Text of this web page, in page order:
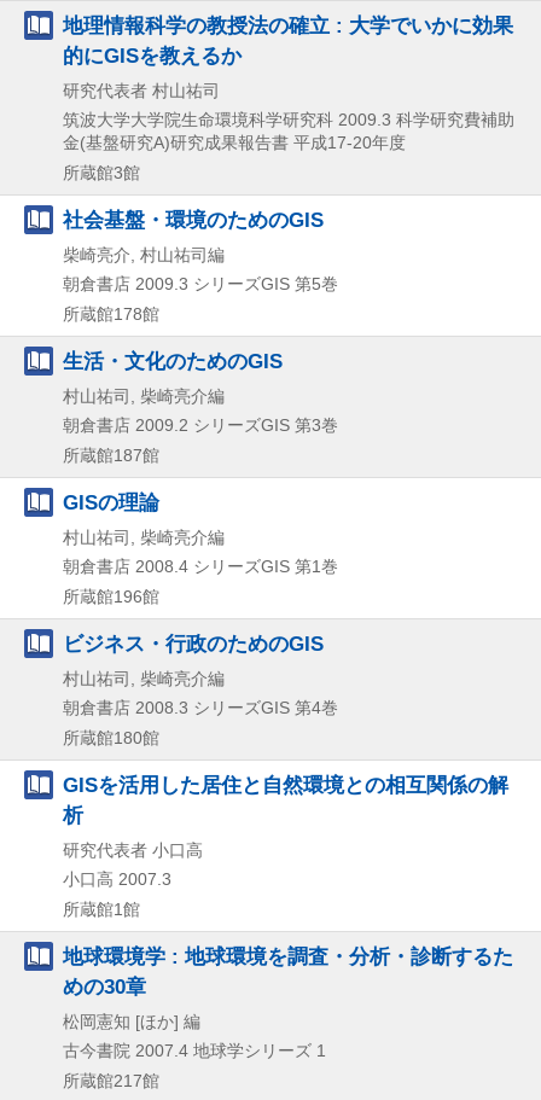
地理情報科学の教授法の確立 : 大学でいかに効果
的にGISを教えるか
研究代表者 村山祐司
筑波大学大学院生命環境科学研究科 2009.3 科学研究費補助
金(基盤研究A)研究成果報告書 平成17-20年度
所蔵館3館
社会基盤・環境のためのGIS
柴崎亮介, 村山祐司編
朝倉書店 2009.3 シリーズGIS 第5巻
所蔵館178館
生活・文化のためのGIS
村山祐司, 柴崎亮介編
朝倉書店 2009.2 シリーズGIS 第3巻
所蔵館187館
GISの理論
村山祐司, 柴崎亮介編
朝倉書店 2008.4 シリーズGIS 第1巻
所蔵館196館
ビジネス・行政のためのGIS
村山祐司, 柴崎亮介編
朝倉書店 2008.3 シリーズGIS 第4巻
所蔵館180館
GISを活用した居住と自然環境との相互関係の解
析
研究代表者 小口高
小口高 2007.3
所蔵館1館
地球環境学 : 地球環境を調査・分析・診断するた
めの30章
松岡憲知 [ほか] 編
古今書院 2007.4 地球学シリーズ 1
所蔵館217館